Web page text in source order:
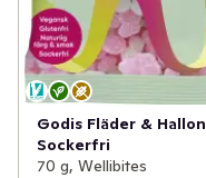
Godis Fläder & Hallon
Sockerfri
70 g, Wellibites